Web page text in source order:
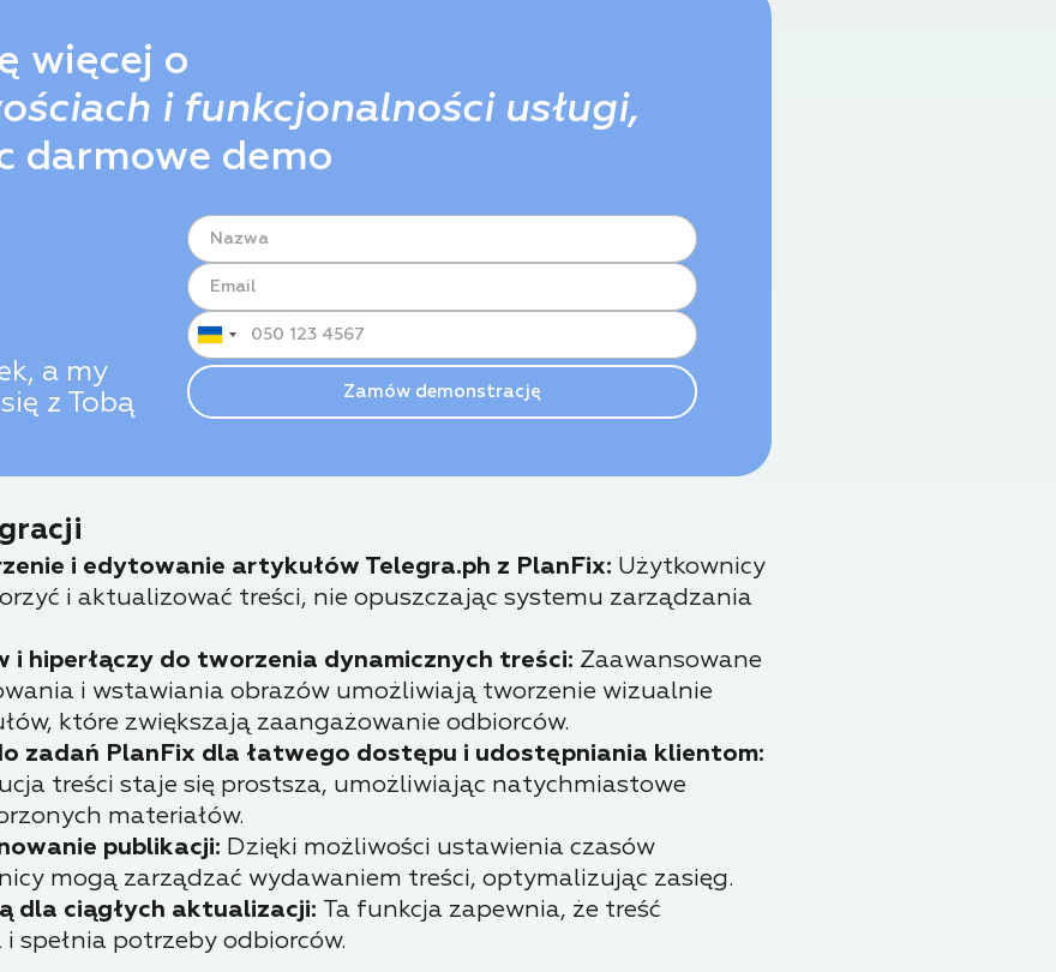
więcej o
i funkcjonalności usługi,
darmowe demo
a my
z Tobą
i edytowanie artykułów Telegra.ph z PlanFix: Użytkownicy
i aktualizować treści, nie opuszczając systemu zarządzania
i hiperłączy do tworzenia dynamicznych treści: Zaawansowane
i wstawiania obrazów umożliwiają tworzenie wizualnie
które zwiększają zaangażowanie odbiorców.
zadań PlanFix dla łatwego dostępu i udostępniania klientom:
treści staje się prostsza, umożliwiając natychmiastowe
materiałów.
publikacji: Dzięki możliwości ustawienia czasów
mogą zarządzać wydawaniem treści, optymalizując zasięg.
dla ciągłych aktualizacji: Ta funkcja zapewnia, że treść
spełnia potrzeby odbiorców.